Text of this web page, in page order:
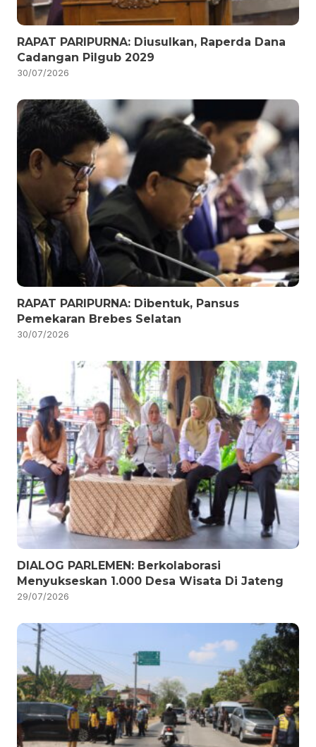
RAPAT PARIPURNA: Diusulkan, Raperda Dana
Cadangan Pilgub 2029
30/07/2026
RAPAT PARIPURNA: Dibentuk, Pansus
Pemekaran Brebes Selatan
30/07/2026
DIALOG PARLEMEN: Berkolaborasi
Menyukseskan 1.000 Desa Wisata Di Jateng
29/07/2026